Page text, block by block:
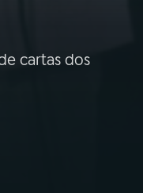
cartas dos